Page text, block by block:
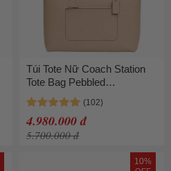
Túi Tote Nữ Coach Station
Tote Bag Pebbled
Leather/Im/Avoine Màu Be
4.980.000 đ
5.700.000 đ
10%